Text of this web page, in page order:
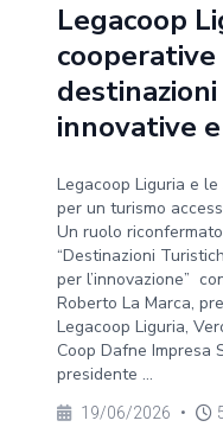
Legacoop
innovative
Legacoop Liguria e
per un turismo
Un ruolo
“Destinazioni
per l’innovazione”
Roberto La Marca,
Legacoop Liguria,
Coop Dafne Impresa
presidente ...
19/06/2026 •